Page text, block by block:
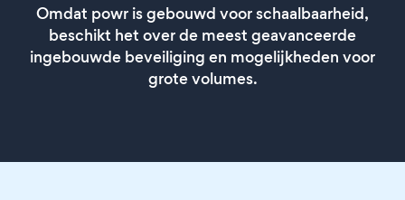
Omdat powr is gebouwd voor schaalbaarheid,
beschikt het over de meest geavanceerde
ingebouwde beveiliging en mogelijkheden voor
grote volumes.